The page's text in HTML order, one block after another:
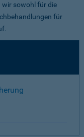
wir sowohl für die
für